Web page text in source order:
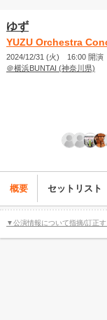
ゆず
YUZU Orchestra
2024/12/31 (火) 16:00 開演
＠横浜BUNTAI (神奈川県)
概要 セットリスト
▼公演情報について指摘/訂正す